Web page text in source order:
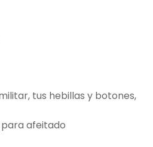
tus hebillas y botones,
afeitado